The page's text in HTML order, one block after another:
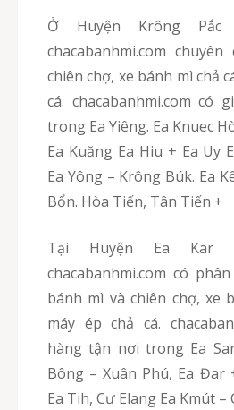
Ở Huyện Krông Pắc của Đắk Lắk,
chacabanhmi.com
chiên chợ, xe bánh mì chả
cá. chacabanhmi.com có
trong Ea Yiêng. Ea Knuec
Ea Kuăng Ea Hiu + Ea Uy
Ea Yông – Krông Búk. Ea
Bổn. Hòa Tiến, Tân Tiến +
Tại Huyện Ea Kar của Đắk Lắk,
chacabanhmi.com có
bánh mì và chiên chợ, xe
máy ép chả cá.
hàng tận nơi trong Ea
Bông – Xuân Phú, Ea Đar
Ea Tih, Cư Elang Ea Kmút –